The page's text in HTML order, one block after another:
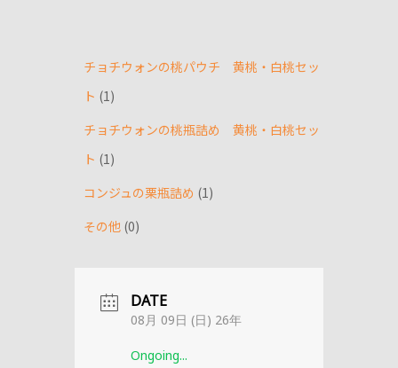
チョチウォンの桃パウチ 黄桃・白桃セッ
ト 1
チョチウォンの桃瓶詰め 黄桃・白桃セッ
ト 1
コンジュの栗瓶詰め 1
その他 0
DATE
08月 09日 (日) 26年
Ongoing...